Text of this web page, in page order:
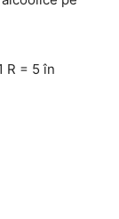
R = 5 în